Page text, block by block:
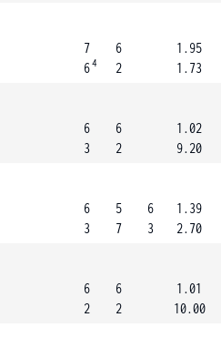
7
64
6
2
1.95
1.73
6
3
6
2
1.02
9.20
6
3
5
7
6
3
1.39
2.70
6
2
6
2
1.01
10.00